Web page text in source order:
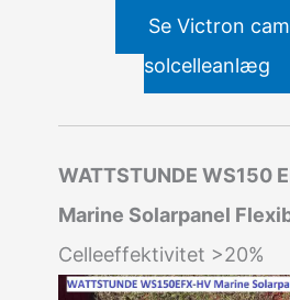
Se Victron
solcelleanlæg
WATTSTUNDE WS150
Marine Solarpanel
Celleeffektivitet >20%